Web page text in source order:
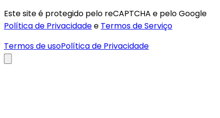
Este site é protegido pelo reCAPTCHA e pelo Google
Política de Privacidadee Termos de Serviço
Termos de usoPolítica de Privacidade